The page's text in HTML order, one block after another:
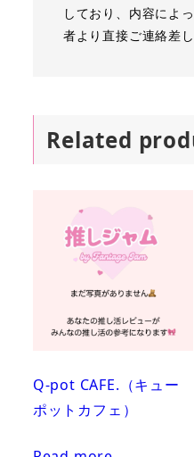
しており、内容によ
者より直接ご連絡差
Related
Q-pot CAFE.（キュー
ポットカフェ）